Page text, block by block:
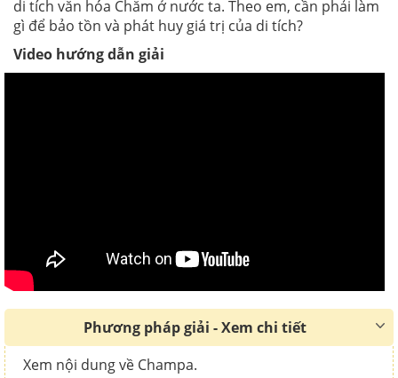
di tích văn hóa Chăm ở nước ta. Theo em, cần phải làm
gì để bảo tồn và phát huy giá trị của di tích?
Video hướng dẫn giải
Phương pháp giải - Xem chi tiết
Xem nội dung về Champa.